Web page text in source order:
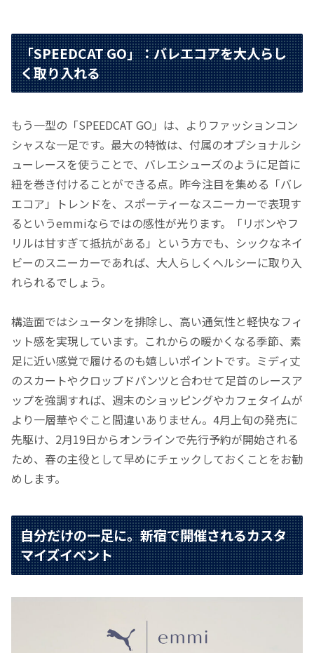
「SPEEDCAT GO」：バレエコアを大人らし
く取り入れる
もう一型の「SPEEDCAT GO」は、よりファッションコン
シャスな一足です。最大の特徴は、付属のオプショナルシ
ューレースを使うことで、バレエシューズのように足首に
紐を巻き付けることができる点。昨今注目を集める「バレ
エコア」トレンドを、スポーティーなスニーカーで表現す
るというemmiならではの感性が光ります。「リボンやフ
リルは甘すぎて抵抗がある」という方でも、シックなネイ
ビーのスニーカーであれば、大人らしくヘルシーに取り入
れられるでしょう。
構造面ではシュータンを排除し、高い通気性と軽快なフィ
ット感を実現しています。これからの暖かくなる季節、素
足に近い感覚で履けるのも嬉しいポイントです。ミディ丈
のスカートやクロップドパンツと合わせて足首のレースア
ップを強調すれば、週末のショッピングやカフェタイムが
より一層華やぐこと間違いありません。4月上旬の発売に
先駆け、2月19日からオンラインで先行予約が開始される
ため、春の主役として早めにチェックしておくことをお勧
めします。
自分だけの一足に。新宿で開催されるカスタ
マイズイベント